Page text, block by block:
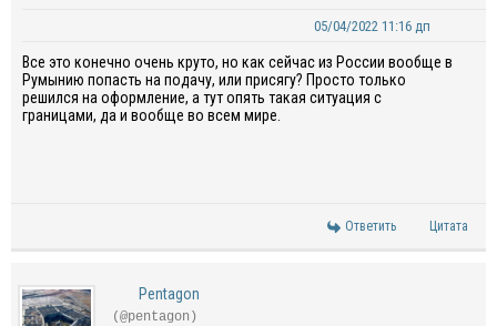
05/04/2022 11:16 дп
Все это конечно очень круто, но как сейчас из России вообще в
Румынию попасть на подачу, или присягу? Просто только
решился на оформление, а тут опять такая ситуация с
границами, да и вообще во всем мире.
Ответить Цитата
Pentagon
(@pentagon)